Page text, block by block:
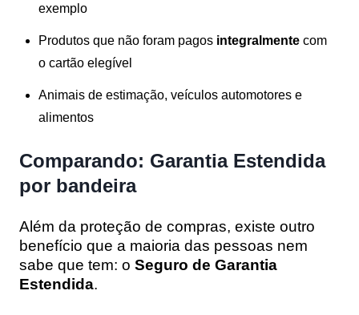
exemplo
Produtos que não foram pagos integralmente com
o cartão elegível
Animais de estimação, veículos automotores e
alimentos
Comparando: Garantia Estendida
por bandeira
Além da proteção de compras, existe outro
benefício que a maioria das pessoas nem
sabe que tem: o Seguro de Garantia
Estendida.